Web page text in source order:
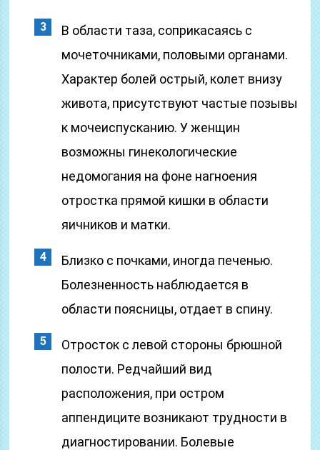
В области таза, соприкасаясь с
мочеточниками, половыми органами.
Характер болей острый, колет внизу
живота, присутствуют частые позывы
к мочеиспусканию. У женщин
возможны гинекологические
недомогания на фоне нагноения
отростка прямой кишки в области
яичников и матки.
Близко с почками, иногда печенью.
Болезненность наблюдается в
области поясницы, отдает в спину.
Отросток с левой стороны брюшной
полости. Редчайший вид
расположения, при остром
аппендиците возникают трудности в
диагностировании. Болевые